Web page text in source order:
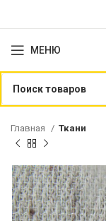
МЕНЮ
Главная Ткани